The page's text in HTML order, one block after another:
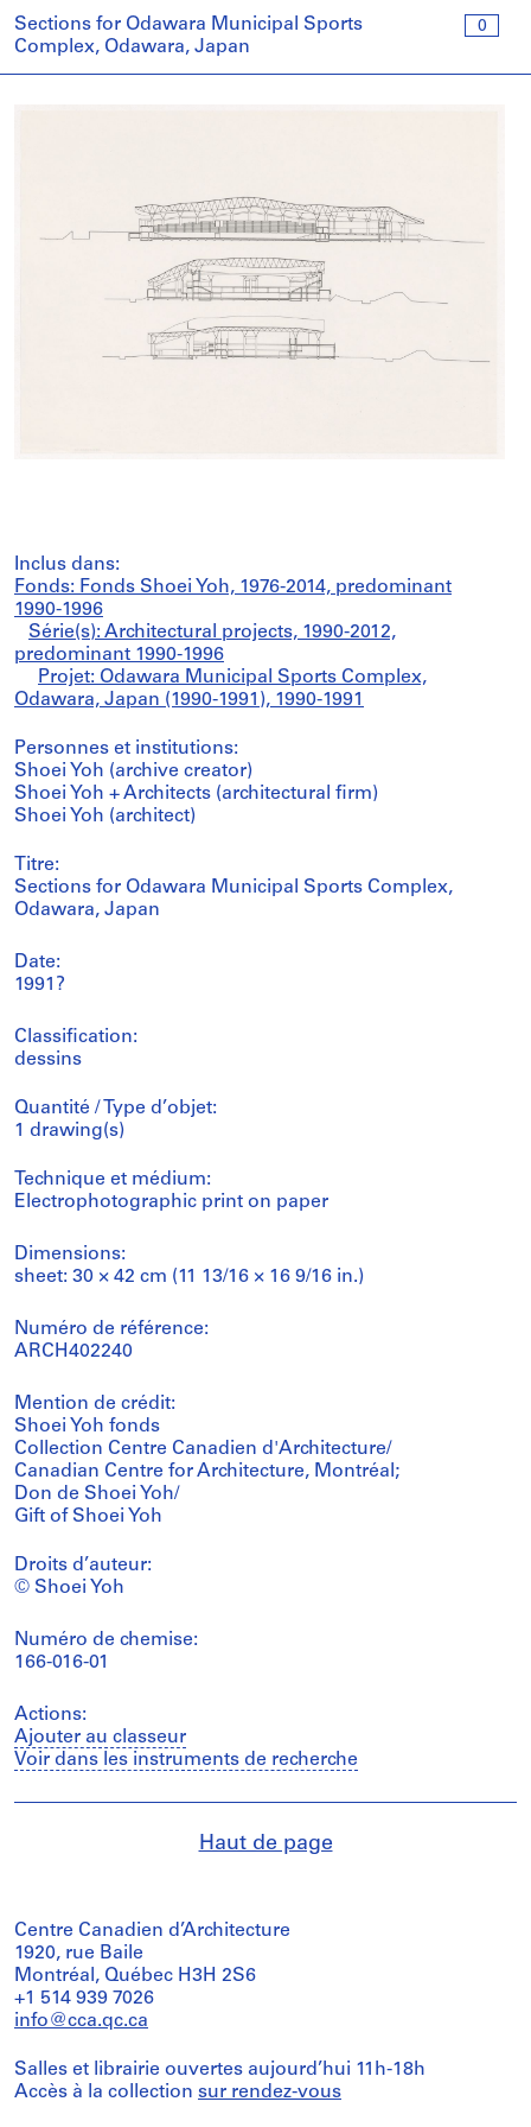
0
Sections for Odawara Municipal Sports
Complex, Odawara, Japan
Inclus dans:
Fonds: Fonds Shoei Yoh, 1976-2014, predominant
1990-1996
Série(s): Architectural projects, 1990-2012,
predominant 1990-1996
Projet: Odawara Municipal Sports Complex,
Odawara, Japan (1990-1991), 1990-1991
Personnes et institutions:
Shoei Yoh (archive creator)
Shoei Yoh + Architects (architectural firm)
Shoei Yoh (architect)
Titre:
Sections for Odawara Municipal Sports Complex,
Odawara, Japan
Date:
1991?
Classification:
dessins
Quantité / Type d’objet:
1 drawing(s)
Technique et médium:
Electrophotographic print on paper
Dimensions:
sheet: 30 × 42 cm (11 13/16 × 16 9/16 in.)
Numéro de référence:
ARCH402240
Mention de crédit:
Shoei Yoh fonds
Collection Centre Canadien d'Architecture/
Canadian Centre for Architecture, Montréal;
Don de Shoei Yoh/
Gift of Shoei Yoh
Droits d’auteur:
© Shoei Yoh
Numéro de chemise:
166-016-01
Actions:
Ajouter au classeur
Voir dans les instruments de recherche
Haut de page
Centre Canadien d’Architecture
1920, rue Baile
Montréal, Québec H3H 2S6
+1 514 939 7026
info@cca.qc.ca
Salles et librairie ouvertes aujourd’hui 11h-18h
Accès à la collection sur rendez-vous